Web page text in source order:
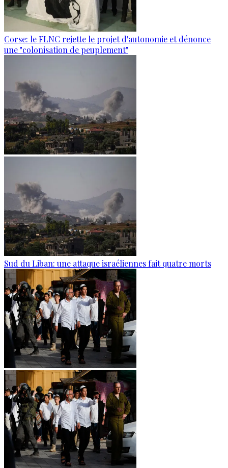
Corse: le FLNC rejette le projet d'autonomie et dénonce
une "colonisation de peuplement"
Sud du Liban: une attaque israéliennes fait quatre morts